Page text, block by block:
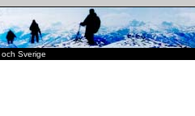
Sverige